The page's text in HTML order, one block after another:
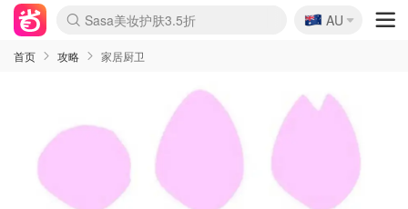
lululemon本周上新
Sasa美妆护肤3.5折
SSENSE年中3折
FreshBeauty好价汇总
Cettire降价+叠9折
Farfetch折上8折
WWS Coles超市实拍
viagogo二手票捡漏
Myer清仓1折起
The Outnet奢牌1折起
David Jones 3折起
Flannels大牌1折
Perfumes Club护肤1折
AMIRO返校季6.2折
Oweek抽奖送Airpods
Amazon折扣汇总
eToro入金$200送$50
Amazon数码好物
ICONIC本周7.5折
ThedoubleF高奢地板价
Moose Knuckles 6折
丝芙兰5折起
EUFY官网3.7折起
Selenichast首饰2折
Trip机票酒店促销
YSL送5件彩妆礼
Amazon家居好物
BIGBANG巡演开票
David Jones时尚3折
Amazon美妆护肤
雅漾大喷$8
过敏原检测盒$33
伊索独家赠50ml沐浴露
科颜氏送高保湿面霜
SEALIFE海洋馆门票6折
丝塔芙大白罐$16
订阅Newsletter送香薰
Cult Beauty 6.8折
Harrods圣诞日历2.3折
LN-CC奢牌私促3折
d'Alba空姐喷雾$16
EVE LOM套装逆天2折
Bernardelli独家4折
Adore Beauty 6折起
CT圣诞日历
Mytheresa奢品2.7折
🇦🇺
AU
首页 攻略 家居厨卫